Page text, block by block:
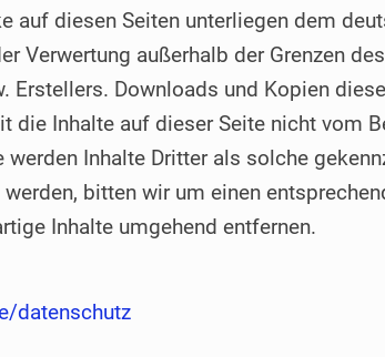
auf diesen Seiten unterliegen dem
Verwertung außerhalb der Grenzen
Downloads und Kopien
Inhalte auf dieser Seite nicht vom
Inhalte Dritter als solche
bitten wir um einen
Inhalte umgehend entfernen.
datenschutz